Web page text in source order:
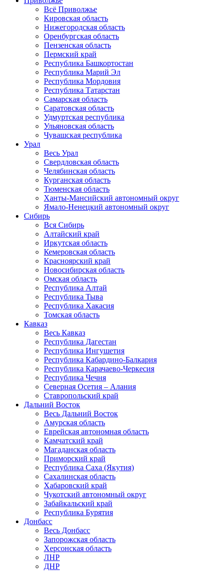
Всё Приволжье
Кировская область
Нижегородская область
Оренбургская область
Пензенская область
Пермский край
Республика Башкортостан
Республика Марий Эл
Республика Мордовия
Республика Татарстан
Самарская область
Саратовская область
Удмуртская республика
Ульяновская область
Чувашская республика
Урал
Весь Урал
Свердловская область
Челябинская область
Курганская область
Тюменская область
Ханты-Мансийский автономный округ
Ямало-Ненецкий автономный округ
Сибирь
Вся Сибирь
Алтайский край
Иркутская область
Кемеровская область
Красноярский край
Новосибирская область
Омская область
Республика Алтай
Республика Тыва
Республика Хакасия
Томская область
Кавказ
Весь Кавказ
Республика Дагестан
Республика Ингушетия
Республика Кабардино-Балкария
Республика Карачаево-Черкесия
Республика Чечня
Северная Осетия – Алания
Ставропольский край
Дальний Восток
Весь Дальний Восток
Амурская область
Еврейская автономная область
Камчатский край
Магаданская область
Приморский край
Республика Саха (Якутия)
Сахалинская область
Хабаровский край
Чукотский автономный округ
Забайкальский край
Республика Бурятия
Донбасс
Весь Донбасс
Запорожская область
Херсонская область
ЛНР
ДНР